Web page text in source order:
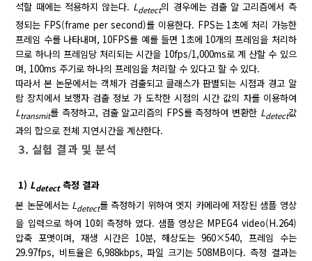
석할 때에는 적용하지 않는다. Ldetect의 경우에는 검출 알 고리즘에서 측
정되는 FPS(frame per second)를 이용한다. FPS는 1초에 처리 가능한
프레임 수를 나타내며, 10FPS를 예를 들면 1초에 10개의 프레임을 처리하
므로 하나의 프레임당 처리되는 시간을 10fps/1,000ms로 계 산할 수 있으
며, 100ms 주기로 하나의 프레임을 처리할 수 있다고 할 수 있다.
따라서 본 논문에서는 객체가 검출되고 클래스가 판별되는 시점과 경고 알
람 장치에서 보행자 검출 정보 가 도착한 시점의 시간 값의 차를 이용하여
Ltransmit를 측정하고, 검출 알고리즘의 FPS를 측정하여 변환한 Ldetect값
과의 합으로 전체 지연시간을 계산한다.
3. 실험 결과 및 분석
1) Ldetect측정 결과
본 논문에서는 Ldetect를 측정하기 위하여 엣지 카메라에 저장된 샘플 영상
을 입력으로 하여 10회 측정하 였다. 샘플 영상은 MPEG4 video(H.264)
압축 포맷이며, 재생 시간은 10분, 해상도는 960×540, 프레임 수는
29.97fps, 비트율은 6,988kbps, 파일 크기는 508MB이다. 측정 결과는